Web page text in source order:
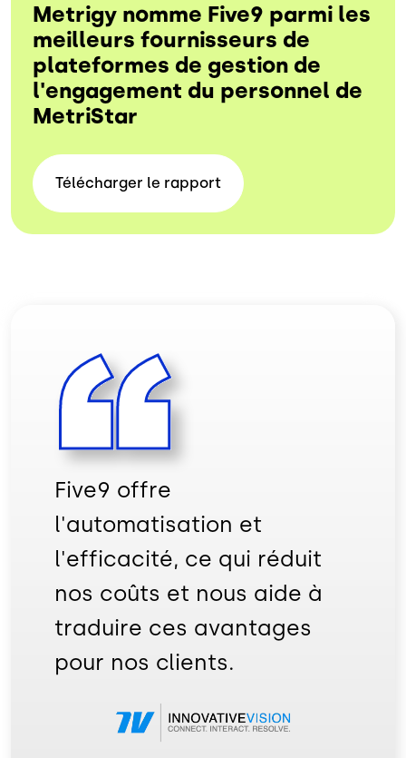
Metrigy nomme Five9 parmi les
meilleurs fournisseurs de
plateformes de gestion de
l'engagement du personnel de
MetriStar
Télécharger le rapport
Five9 offre
l'automatisation et
l'efficacité, ce qui réduit
nos coûts et nous aide à
traduire ces avantages
pour nos clients.